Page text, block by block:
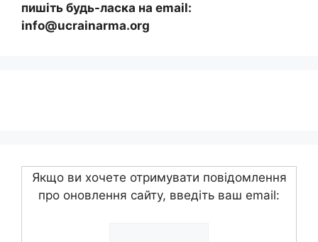
пишіть будь-ласка на email:
info@ucrainarma.org
Якщо ви хочете отримувати повідомлення
про оновлення сайту, введіть ваш email: